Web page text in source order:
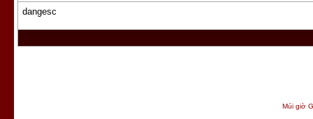
dangesc
Múi giờ